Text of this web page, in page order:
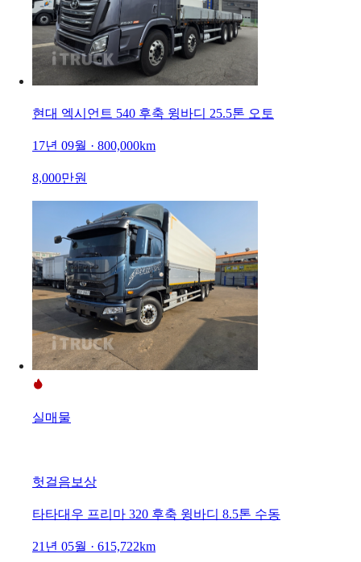
현대 엑시언트 540 후축 윙바디 25.5톤 오토
17년 09월 · 800,000km
8,000만원
실매물
헛걸음보상
타타대우 프리마 320 후축 윙바디 8.5톤 수동
21년 05월 · 615,722km